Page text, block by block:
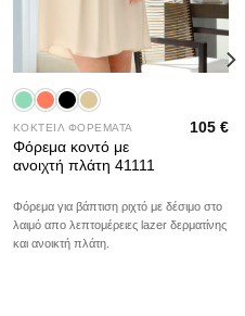
ΚΟΚΤΕΙΛ ΦΟΡΕΜΑΤΑ
Φόρεμα κοντό με
ανοιχτή πλάτη 41111
105€
Φόρεμα για βάπτιση ριχτό με δέσιμο στο
λαιμό απο λεπτομέρειες lazer δερματίνης
και ανοικτή πλάτη.